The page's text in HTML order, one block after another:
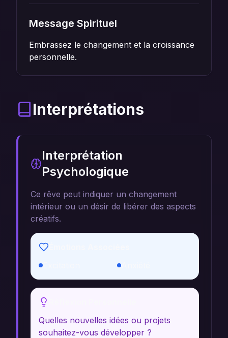
Message Spirituel
Embrassez le changement et la croissance
personnelle.
Interprétations
Interprétation
Psychologique
Ce rêve peut indiquer un changement
intérieur ou un désir de libérer des aspects
créatifs.
Anxiété
Quelles nouvelles idées ou projets
souhaitez-vous développer ?